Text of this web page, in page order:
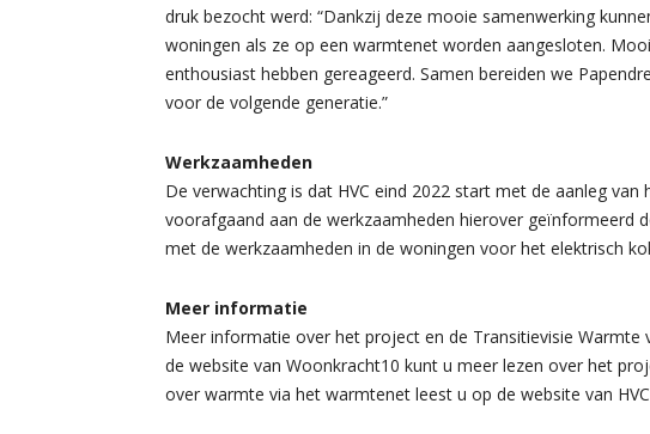
druk bezocht werd: “Dankzij deze mooie samenwerking
woningen als ze op een warmtenet worden aangesloten.
enthousiast hebben gereageerd. Samen bereiden we
voor de volgende generatie.”
Werkzaamheden
De verwachting is dat HVC eind 2022 start met de aanleg
voorafgaand aan de werkzaamheden hierover geïnformeerd
met de werkzaamheden in de woningen voor het elektrisch
Meer informatie
Meer informatie over het project en de Transitievisie Warmte
de website van Woonkracht10 kunt u meer lezen over het
over warmte via het warmtenet leest u op de website van